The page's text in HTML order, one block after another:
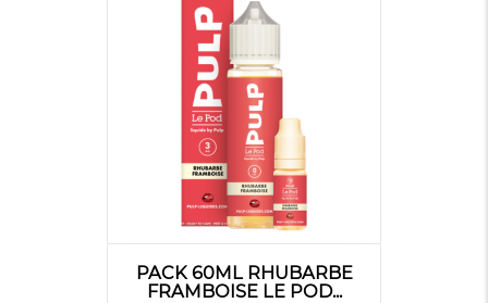
PACK 60ML RHUBARBE
FRAMBOISE LE POD...